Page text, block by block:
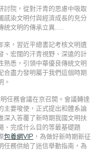
討院，從對汗青的思慮中吸取
感染文明付與經濟成長的充分
文明的傳承立異……
來，習近平總書記考核文明遺
、宏闊的汗青視野、深遠的計
熟悉，引領中華優良傳統文明
合盡力發明屬于我們這個時期
。
任務會議在京召開。會議轉達
主要唆使，正式提出和體系論
深入答覆了新時期我國文明扶
、完成什么目的等最基礎題
包養網VIP ，為做好新時期新征
任務供給了迷信舉動指南，為